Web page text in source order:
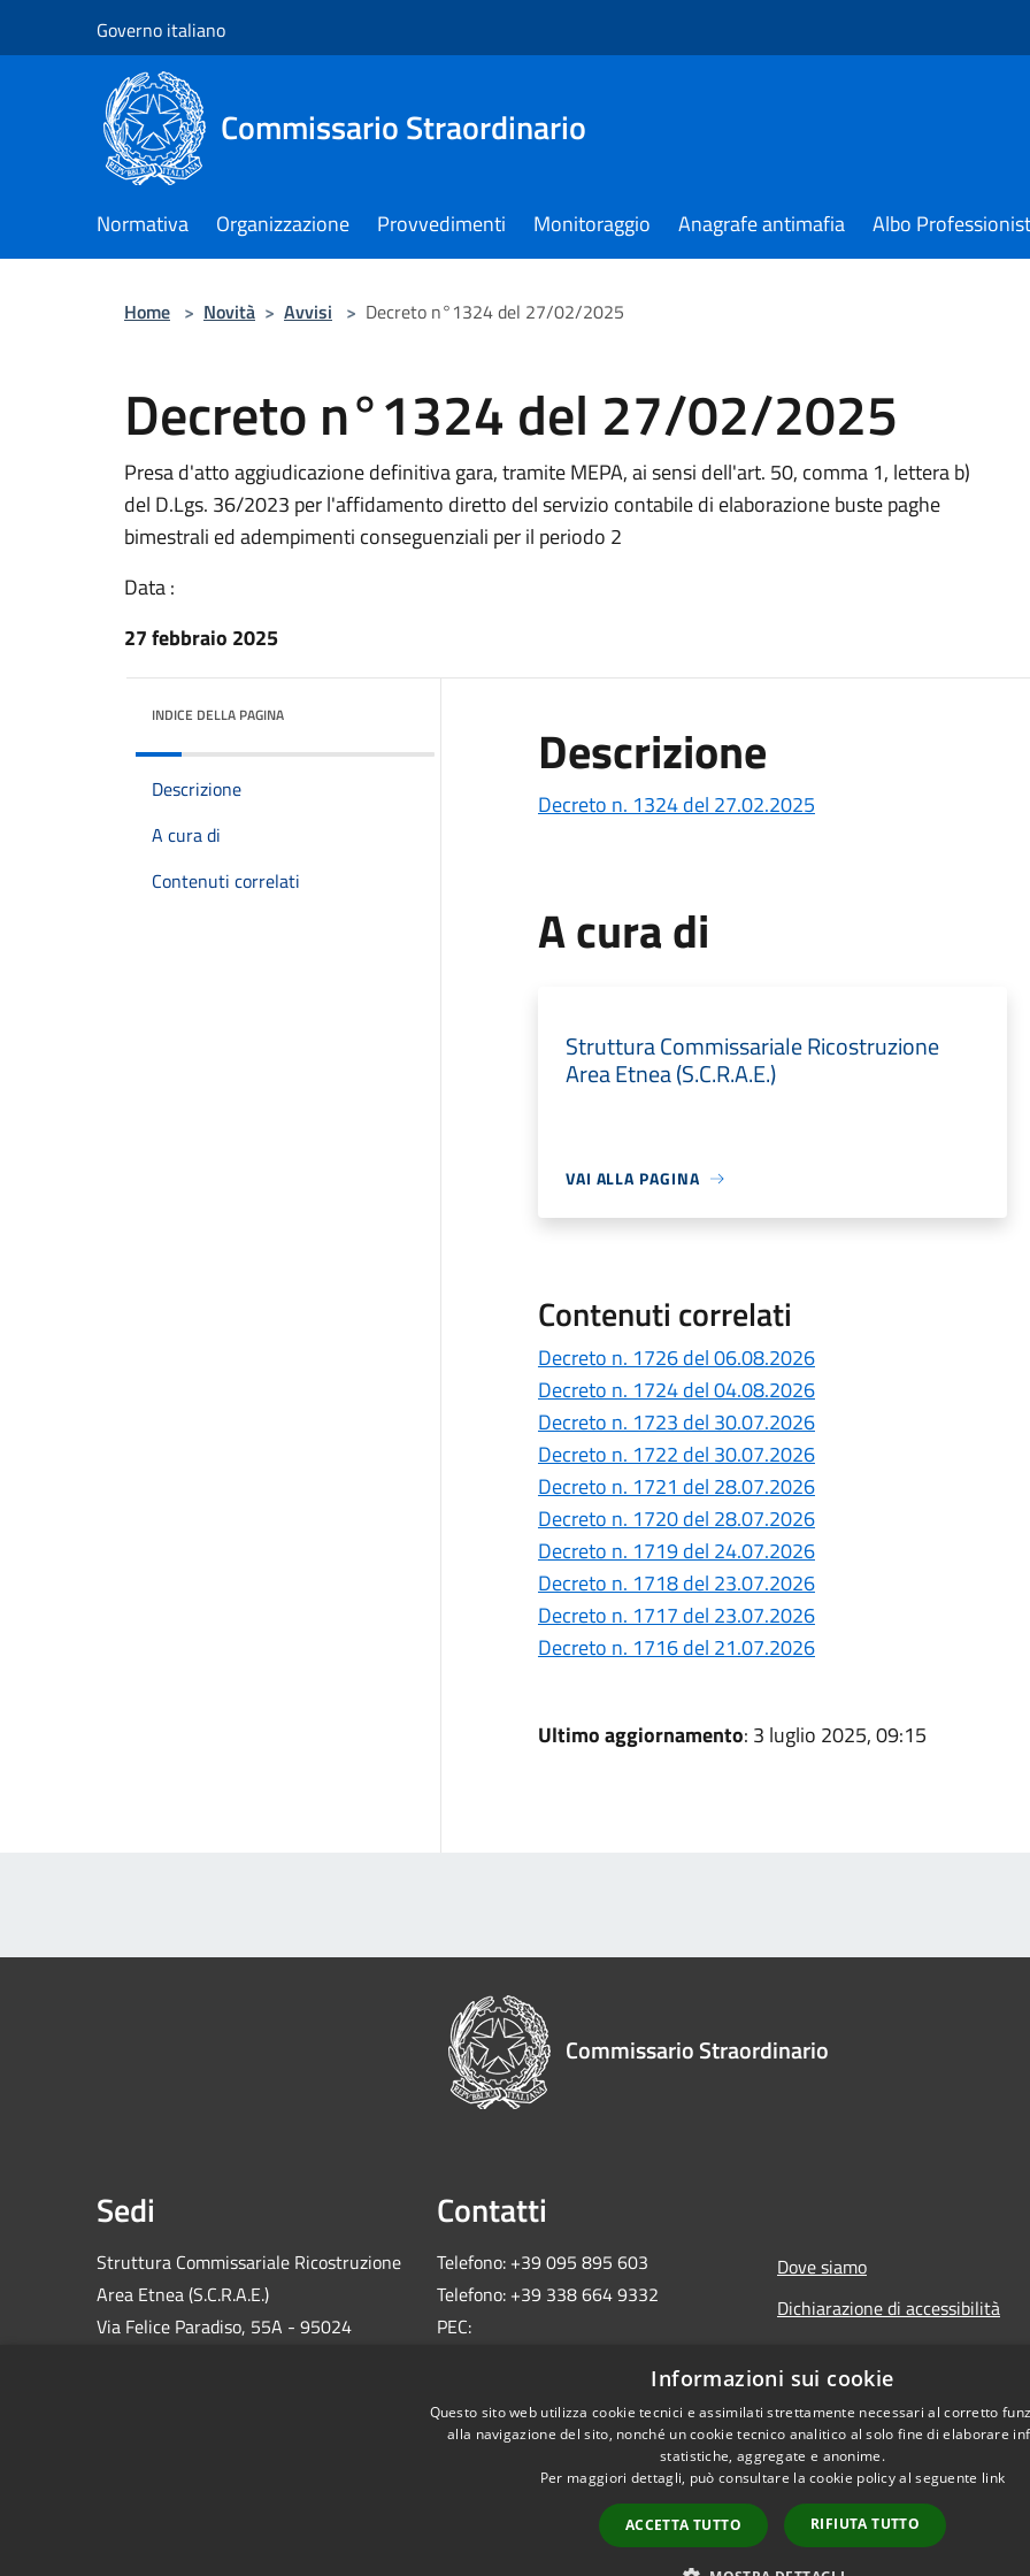
Governo italiano
Commissario Straordinario
Normativa Organizzazione Provvedimenti Monitoraggio Anagrafe antimafia Albo
Home > Novità > Avvisi > Decreto n°1324 del 27/02/2025
Decreto n°1324 del 27/02/2025
Presa d'atto aggiudicazione definitiva gara, tramite MEPA, ai sensi dell'art. 50, comma 1, lettera b)
del D.Lgs. 36/2023 per l'affidamento diretto del servizio contabile di elaborazione buste paghe
bimestrali ed adempimenti conseguenziali per il periodo 2
Data :
27 febbraio 2025
INDICE DELLA PAGINA
Descrizione
A cura di
Contenuti correlati
Descrizione
Decreto n. 1324 del 27.02.2025
A cura di
Struttura Commissariale Ricostruzione
Area Etnea (S.C.R.A.E.)
VAI ALLA PAGINA
Contenuti correlati
Decreto n. 1726 del 06.08.2026
Decreto n. 1724 del 04.08.2026
Decreto n. 1723 del 30.07.2026
Decreto n. 1722 del 30.07.2026
Decreto n. 1721 del 28.07.2026
Decreto n. 1720 del 28.07.2026
Decreto n. 1719 del 24.07.2026
Decreto n. 1718 del 23.07.2026
Decreto n. 1717 del 23.07.2026
Decreto n. 1716 del 21.07.2026
Ultimo aggiornamento: 3 luglio 2025, 09:15
Commissario Straordinario
Sedi
Struttura Commissariale Ricostruzione
Area Etnea (S.C.R.A.E.)
Via Felice Paradiso, 55A - 95024
Contatti
Telefono: +39 095 895 603
Telefono: +39 338 664 9332
PEC:
Dove siamo
Dichiarazione di accessibilità
Copyright © 2026 •
Informazioni sui cookie
Questo sito web utilizza cookie tecnici e assimilati strettamente necessari al corretto
alla navigazione del sito, nonché un cookie tecnico analitico al solo fine di elaborare
statistiche, aggregate e anonime.
Per maggiori dettagli, può consultare la cookie policy al seguente link
ACCETTA TUTTO RIFIUTA TUTTO